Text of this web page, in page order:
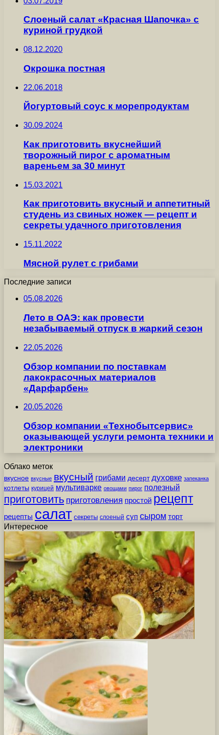
Слоеный салат «Красная Шапочка» с
куриной грудкой
08.12.2020
Окрошка постная
22.06.2018
Йогуртовый соус к морепродуктам
30.09.2024
Как приготовить вкуснейший
творожный пирог с ароматным
вареньем за 30 минут
15.03.2021
Как приготовить вкусный и аппетитный
студень из свиных ножек — рецепт и
секреты удачного приготовления
15.11.2022
Мясной рулет с грибами
Последние записи
05.08.2026
Лето в ОАЭ: как провести
незабываемый отпуск в жаркий сезон
22.05.2026
Обзор компании по поставкам
лакокрасочных материалов
«Дарфарбен»
20.05.2026
Обзор компании «Технобытсервис»
оказывающей услуги ремонта техники и
электроники
Облако меток
вкусное вкусные вкусный грибами десерт духовке запеканка
котлеты курицей мультиварке овощами пирог полезный
приготовить приготовления простой рецепт
рецепты салат секреты слоеный суп сыром торт
Интересное